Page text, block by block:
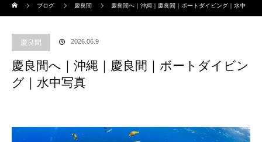
ブログ
慶良間 慶良間へ｜沖縄｜慶良間｜ボートダイビング｜水中
慶良間 2026.06.9
慶良間へ｜沖縄｜慶良間｜ボートダイビン
グ｜水中写真